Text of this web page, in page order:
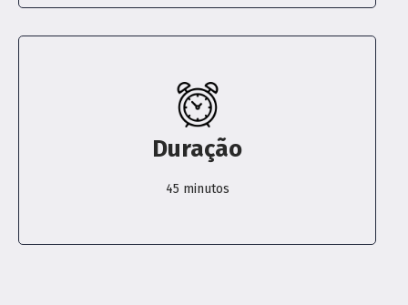
Duração
45 minutos